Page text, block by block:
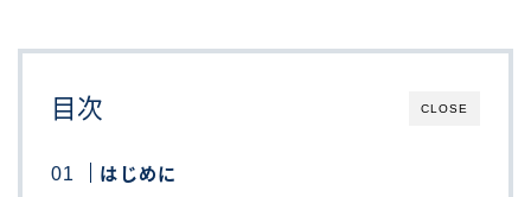
CLOSE
目次
はじめに